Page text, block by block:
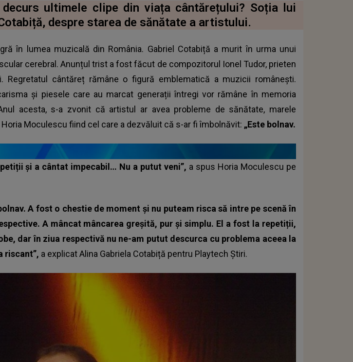
decurs ultimele clipe din viața cântărețului? Soția lui
despre starea de sănătate a artistului.
în lumea muzicală din România. Gabriel Cotabiță a murit în urma unui
cerebral. Anunțul trist a fost făcut de compozitorul Ionel Tudor, prieten
Regretatul cântăreț rămâne o figură emblematică a muzicii românești.
și piesele care au marcat generații întregi vor rămâne în memoria
acesta, s-a zvonit că artistul ar avea probleme de sănătate, marele
Moculescu fiind cel care a dezvăluit că s-ar fi îmbolnăvit: „Este bolnav.
și a cântat impecabil… Nu a putut veni”, a spus Horia Moculescu pe
A fost o chestie de moment și nu puteam risca să intre pe scenă în
A mâncat mâncarea greșită, pur și simplu. El a fost la repetiții,
dar în ziua respectivă nu ne-am putut descurca cu problema aceea la
riscant”, a explicat Alina Gabriela Cotabiță pentru Playtech Știri.